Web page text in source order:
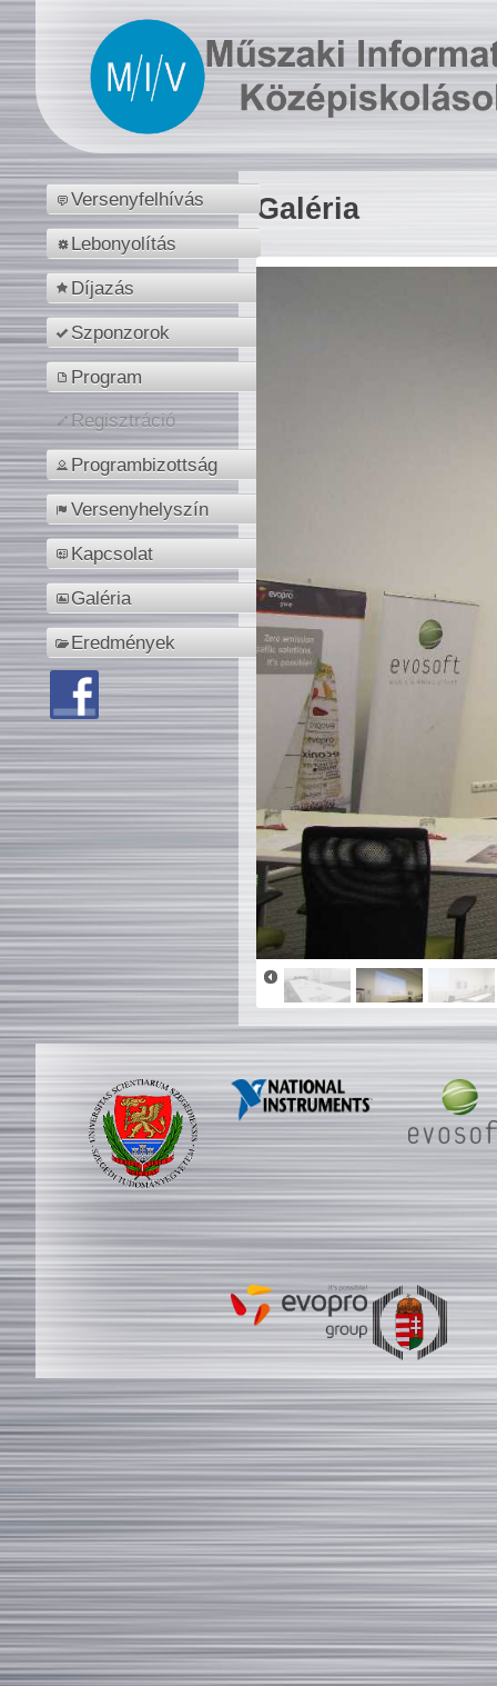
Versenyfelhívás
Lebonyolítás
Díjazás
Szponzorok
Program
Regisztráció
Programbizottság
Versenyhelyszín
Kapcsolat
Galéria
Eredmények
Galéria